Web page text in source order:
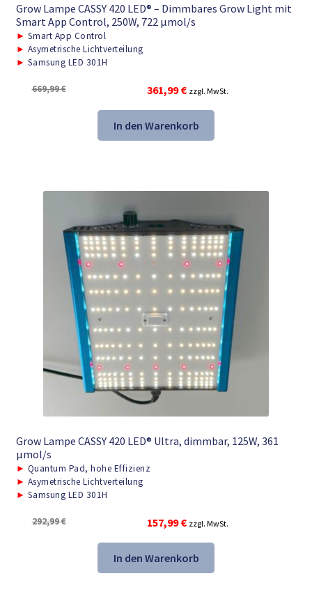
Grow Lampe CASSY 420 LED® – Dimmbares Grow Light mit
Smart App Control, 250W, 722 μmol/s
► Smart App Control
► Asymetrische Lichtverteilung
► Samsung LED 301H
669,99€
Ursprünglicher
war:
669,99 €
361,99€Aktueller
ist:
361,99 €.
zzgl. MwSt.
In den Warenkorb
Grow Lampe CASSY 420 LED® Ultra, dimmbar, 125W, 361
μmol/s
► Quantum Pad, hohe Effizienz
► Asymetrische Lichtverteilung
► Samsung LED 301H
292,99€
Ursprünglicher
war:
292,99 €
157,99€Aktueller
ist:
157,99 €.
zzgl. MwSt.
In den Warenkorb